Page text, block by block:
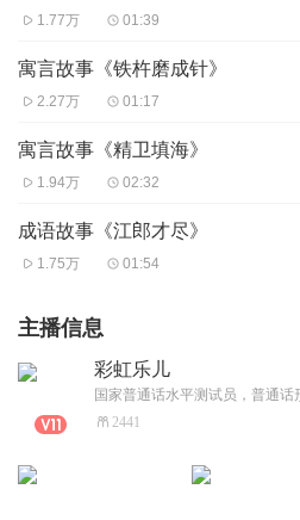
1.77万 01:39
寓言故事《铁杵磨成针》
2.27万 01:17
寓言故事《精卫填海》
1.94万 02:32
成语故事《江郎才尽》
1.75万 01:54
主播信息
彩虹乐儿
2441